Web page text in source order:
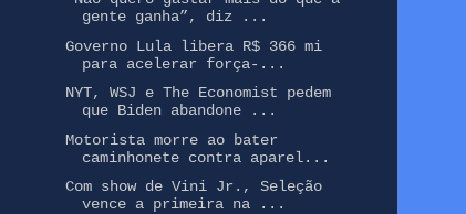
gente ganha”, diz ...
Governo Lula libera R$ 366 mi
para acelerar força-...
NYT, WSJ e The Economist pedem
que Biden abandone ...
Motorista morre ao bater
caminhonete contra aparel...
Com show de Vini Jr., Seleção
vence a primeira na ...